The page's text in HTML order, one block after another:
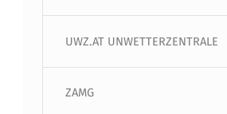
UWZ.AT UNWETTERZENTRALE
ZAMG